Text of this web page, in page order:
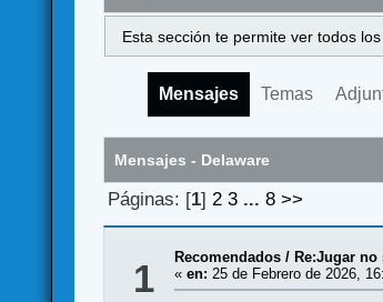
Esta sección te permite ver todos
Mensajes Temas
Mensajes - Delaware
Páginas: [1] 2 3 ... 8 >>
1 Recomendados / Re:Jugar no
«en: 25 de Febrero de 2026,